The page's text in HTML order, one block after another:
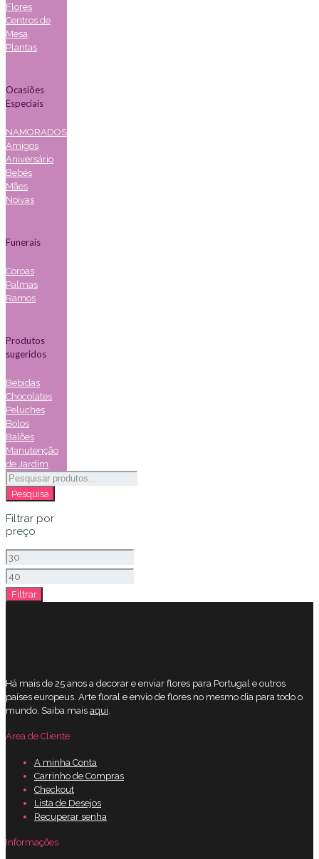
Flores
Centros de
Mesa
Plantas
Ocasiões
Especiais
NAMORADOS
Amigos
Aniversário
Bebés
Mães
Noivas
Funerais
Coroas
Palmas
Ramos
Produtos
sugeridos
Bebidas
Chocolates
Peluches
Bolos
Balões
Manutenção
de Jardim
Pesquisar
por:
Pesquisa
Filtrar por
preço
Preço
mínimo
Preço
máximo
Filtrar
Há mais de 25 anos a decorar e enviar flores para Portugal e outros
países europeus. Arte floral e envio de flores no mesmo dia para todo o
mundo. Saiba mais aqui.
Área de Cliente
A minha Conta
Carrinho de Compras
Checkout
Lista de Desejos
Recuperar senha
Informações